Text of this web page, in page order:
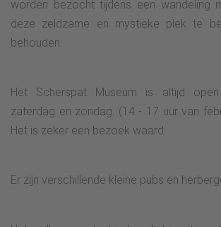
worden bezocht tijdens een wandeling
deze zeldzame en mystieke plek te
behouden.
Het Scherspat Museum is altijd
zaterdag en zondag. (14 - 17 uur van
Het is zeker een bezoek waard.
Er zijn verschillende kleine pubs en